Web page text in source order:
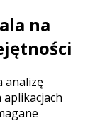
na
analizę